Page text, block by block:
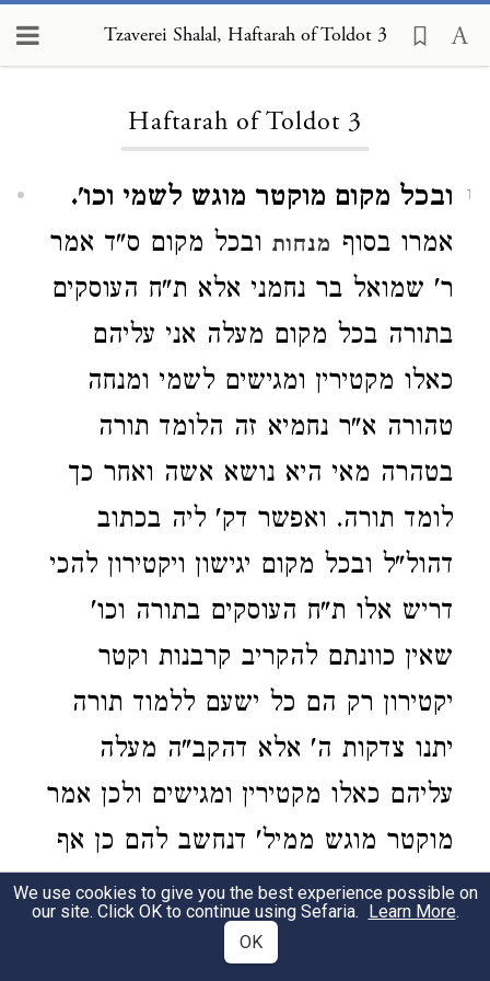
Tzaverei Shalal, Haftarah of Toldot 3
Haftarah of Toldot 3
1
ובכל מקום מוקטר מוגש לשמי וכו'.
אמרו בסוף מנחות ובכל מקום ס"ד אמר
ר' שמואל בר נחמני אלא ת"ח העוסקים
בתורה בכל מקום מעלה אני עליהם
כאלו מקטירין ומגישים לשמי ומנחה
טהורה א"ר נחמיא זה הלומד תורה
בטהרה מאי היא נושא אשה ואחר כך
לומד תורה. ואפשר דק' ליה בכתוב
דהול"ל ובכל מקום יגישון ויקטירון להכי
דריש אלו ת"ח העוסקים בתורה וכו'
שאין כוונתם להקריב קרבנות וקטר
יקטירון רק הם כל ישעם ללמוד תורה
יתנו צדקות ה' אלא דהקב"ה מעלה
עליהם כאלו מקטירין ומגישים ולכן אמר
מוקטר מוגש ממיל' דנחשב להם כן אף
שהם אינם מתכונים לזה וז"ש מוקטר
מאיליו ומוגש הלימוד לשמי. ומנחה
We use cookies to give you the best experience possible on
our site. Click OK to continue using Sefaria. Learn More.
OK